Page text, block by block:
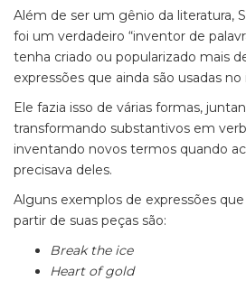
Além de ser um gênio da literatura,
foi um verdadeiro “inventor de
tenha criado ou popularizado mais
expressões que ainda são usadas
Ele fazia isso de várias formas,
transformando substantivos em
inventando novos termos quando
precisava deles.
Alguns exemplos de expressões
partir de suas peças são:
Break the ice
Heart of gold